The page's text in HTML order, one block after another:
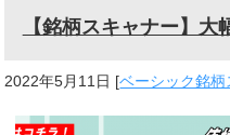
【銘柄スキャナー】
2022年5月11日 [ベーシック銘